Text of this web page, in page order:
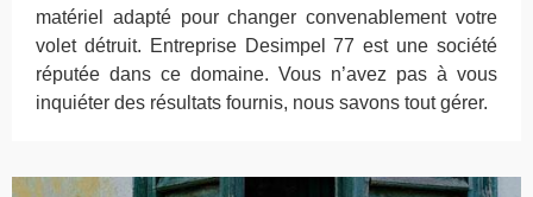
matériel adapté pour changer convenablement votre
volet détruit. Entreprise Desimpel 77 est une société
réputée dans ce domaine. Vous n’avez pas à vous
inquiéter des résultats fournis, nous savons tout gérer.